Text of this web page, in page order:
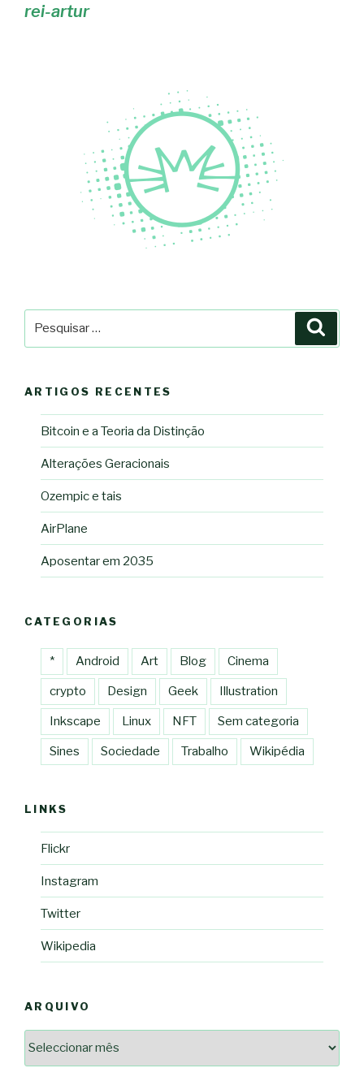
rei-artur
ARTIGOS RECENTES
Bitcoin e a Teoria da Distinção
Alterações Geracionais
Ozempic e tais
AirPlane
Aposentar em 2035
CATEGORIAS
* Android Art Blog Cinema
crypto Design Geek Illustration
Inkscape Linux NFT Sem categoria
Sines Sociedade Trabalho Wikipédia
LINKS
Flickr
Instagram
Twitter
Wikipedia
ARQUIVO